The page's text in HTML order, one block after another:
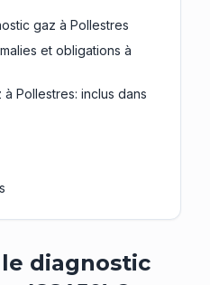
gaz à Pollestres
et obligations à
Pollestres: inclus dans
diagnostic